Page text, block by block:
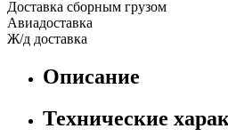
Доставка сборным грузом
Авиадоставка
Ж/д доставка
Описание
Технические